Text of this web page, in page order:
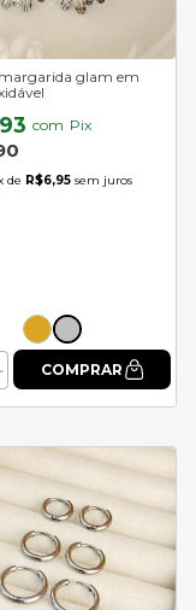
glam em
com Pix
de R$6,95 sem juros